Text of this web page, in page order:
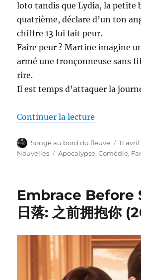
loto tandis que Lydia, la petite
quatrième, déclare d’un ton
chiffre 13 lui fait peur.
Faire peur ? Martine imagine
armé une tronçonneuse sans
rire.
Il est temps d’attaquer la
Continuer la lecture
Auteur
Songe au bord du fleuve
Publié
le
11
Nouvelles
Étiquettes
Apocalypse,Comédie,
Embrace Before
日落: 之前拥抱你